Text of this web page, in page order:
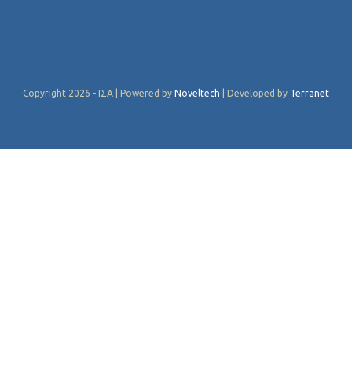
Copyright 2026 - ΙΣΑ | Powered by Noveltech | Developed by Terranet